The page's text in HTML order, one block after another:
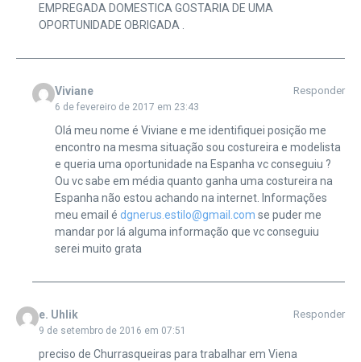
EMPREGADA DOMESTICA GOSTARIA DE UMA
OPORTUNIDADE OBRIGADA .
Viviane
6 de fevereiro de 2017 em 23:43
Responder
Olá meu nome é Viviane e me identifiquei posição me
encontro na mesma situação sou costureira e modelista
e queria uma oportunidade na Espanha vc conseguiu ?
Ou vc sabe em média quanto ganha uma costureira na
Espanha não estou achando na internet. Informações
meu email é dgnerus.estilo@gmail.com se puder me
mandar por lá alguma informação que vc conseguiu
serei muito grata
e. Uhlik
9 de setembro de 2016 em 07:51
Responder
preciso de Churrasqueiras para trabalhar em Viena